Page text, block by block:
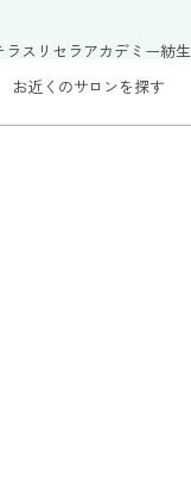
ラス リセラアカデミー紡生
お近くのサロンを探す